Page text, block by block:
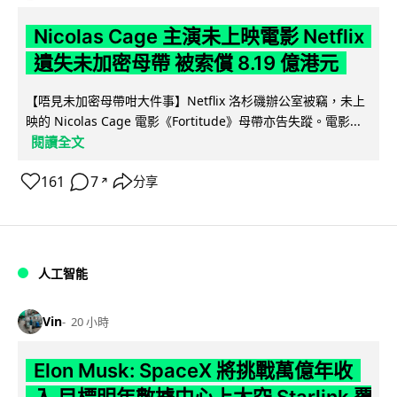
Nicolas Cage 主演未上映電影 Netflix
遺失未加密母帶 被索償 8.19 億港元
【唔見未加密母帶咁大件事】Netflix 洛杉磯辦公室被竊，未上
映的 Nicolas Cage 電影《Fortitude》母帶亦告失蹤。電影...
閱讀全文
161 7 ↗ 分享
人工智能
Vin 20 小時
Elon Musk: SpaceX 將挑戰萬億年收